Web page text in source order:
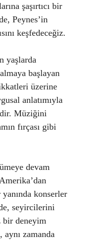
şaşırtıcı bir
Peynes’in
keşfedeceğiz.
yaşlarda
başlayan
üzerine
anlatımıyla
Müziğini
fırçası gibi
devam
konserler
seyircilerini
bir deneyim
aynı zamanda